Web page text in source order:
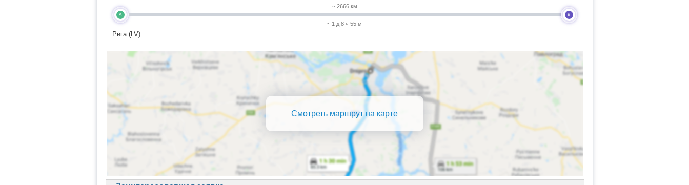
A
Рига (LV)
~ 2666 км
~ 1 д 8 ч 55 м
B
Смотреть маршрут на карте